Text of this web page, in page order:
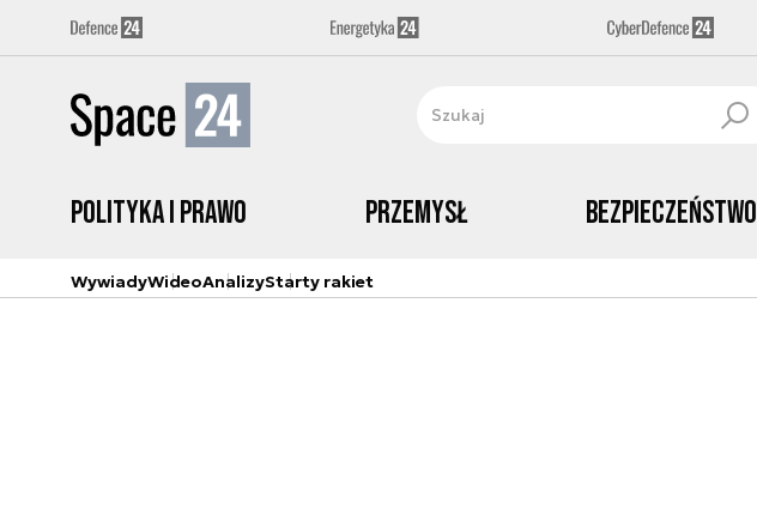
Polityka i prawo Przemysł Bezpieczeństwo
WywiadyWideoAnalizyStarty rakiet